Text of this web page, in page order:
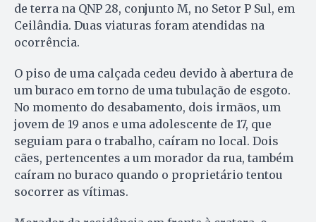
de terra na QNP 28, conjunto M, no Setor P Sul, em
Ceilândia. Duas viaturas foram atendidas na
ocorrência.
O piso de uma calçada cedeu devido à abertura de
um buraco em torno de uma tubulação de esgoto.
No momento do desabamento, dois irmãos, um
jovem de 19 anos e uma adolescente de 17, que
seguiam para o trabalho, caíram no local. Dois
cães, pertencentes a um morador da rua, também
caíram no buraco quando o proprietário tentou
socorrer as vítimas.